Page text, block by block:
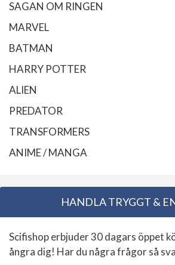
SAGAN OM RINGEN
MARVEL
BATMAN
HARRY POTTER
ALIEN
PREDATOR
TRANSFORMERS
ANIME / MANGA
HANDLA TRYGGT &
Scifishop erbjuder 30 dagars öppet
ångra dig! Har du några frågor så